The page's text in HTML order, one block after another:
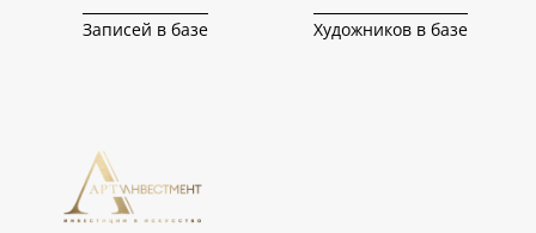
Записей в базе Художников в базе